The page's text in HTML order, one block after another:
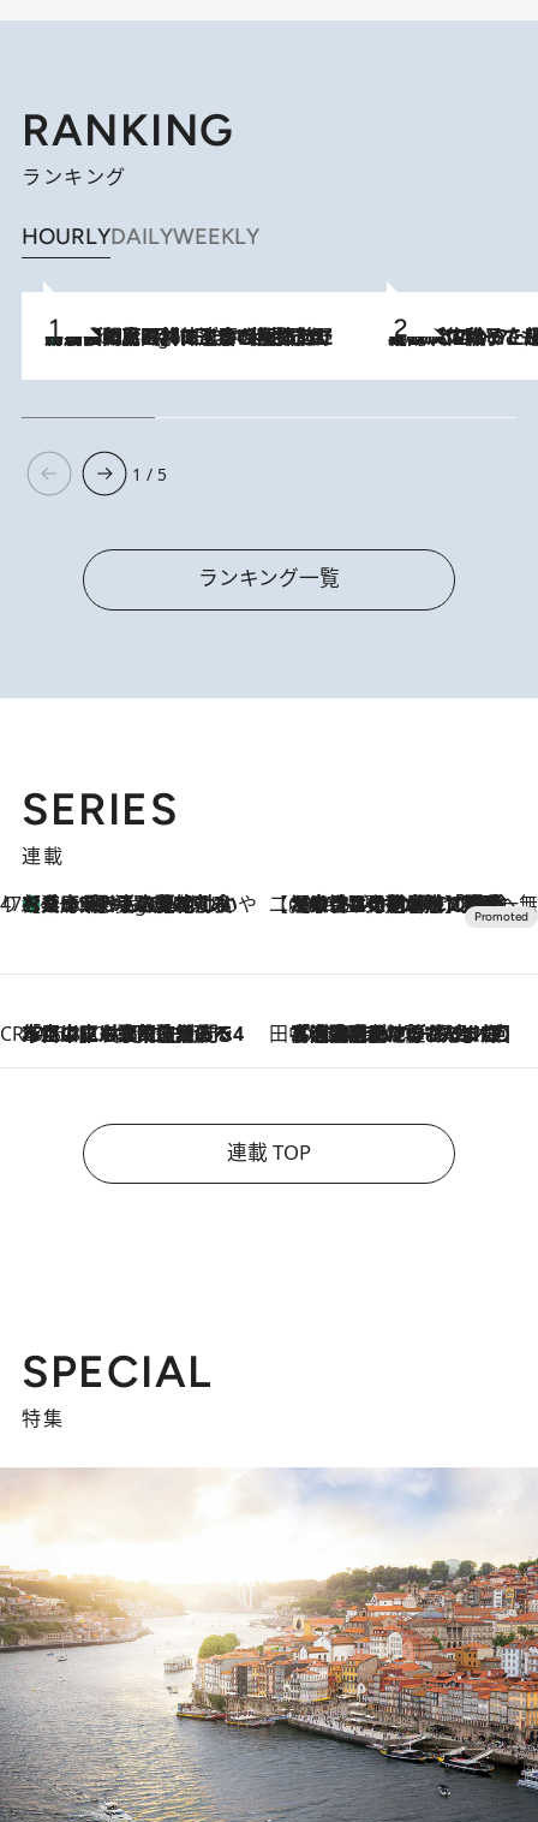
RANKING
ランキング
HOURLYDAILYWEEKLY
9 Hours Ago
「最後に見られてよかった」上野動物園の東園パンダ舎が解体前に特別公開。8月16日まで延長されたパネル展と共に辿る“半世紀”のパンダ飼育《解体工事の図面あり》 2026.8.5
【阿川佐和子さんの年とる力】なぜ70代で始めた趣味は“こんなに楽しい”のか？ ピアノ、俳句…スランプに陥っても続けられる“ある秘訣”とは
1 / 5
ランキング一覧
SERIES
連載
47都道府県の手みやげ ひんやりスイーツで夏を満喫
9 Hours Ago
【兵庫県】この夏絶対食べたい 冷やしておいしいおやつ3選 淡路島の恵みをジェラートに集約 【CREA×星野リゾート】唯一無二。癒しと発見が待つ場所へ
2026.8.7
【トンボの足水浴】ヒノキの香りに包まれて涼感マックス！約13℃の湧水かけ流しを避暑地「星野温泉 トンボの湯」で体験
CREA'S CHOICE
2026.8.7
「立川にも歌舞伎があるんだよ」 片岡仁左衛門・市川中車ら豪華座組みで4年目の立川立飛歌舞伎へ 田中稲の勝手に再ブーム
2026.8.7
「湘南乃風に憧れて」観客大盛上がりの“タオル回し”に、ラッパー顔負けの高速歌唱まで…さだまさし（74）のアグレッシブすぎる現在地
連載 TOP
SPECIAL
特集